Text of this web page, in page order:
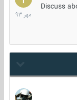
Discuss
مهر
1393
21